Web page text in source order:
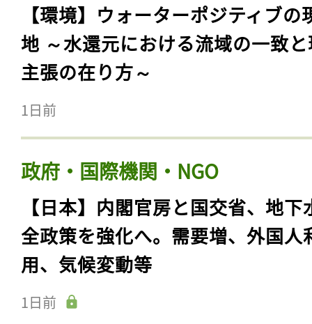
【環境】ウォーターポジティブの
地 ～水還元における流域の一致
主張の在り方～
1日前
政府・国際機関・NGO
【日本】内閣官房と国交省、地下
全政策を強化へ。需要増、外国人
用、気候変動等
1日前